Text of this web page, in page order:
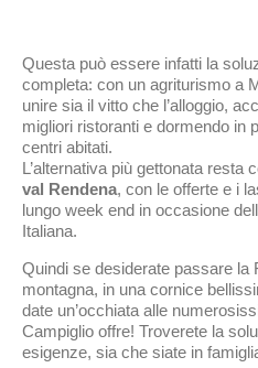
Questa può essere infatti la
completa: con un agriturismo a
unire sia il vitto che l’alloggio,
migliori ristoranti e dormendo in
centri abitati.
L’alternativa più gettonata resta
val Rendena, con le offerte e i
lungo week end in occasione
Italiana.
Quindi se desiderate passare la
montagna, in una cornice
date un’occhiata alle
Campiglio offre! Troverete la
esigenze, sia che siate in